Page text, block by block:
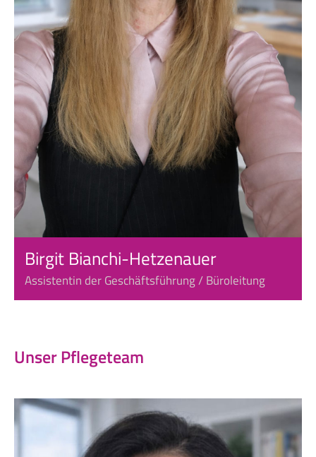
Birgit Bianchi-Hetzenauer
Assistentin der Geschäftsführung / Büroleitung
Unser Pflegeteam